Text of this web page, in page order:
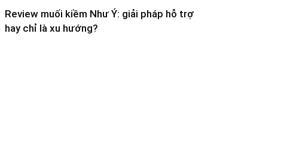
Review muối kiềm Như Ý: giải pháp hỗ trợ
hay chỉ là xu hướng?